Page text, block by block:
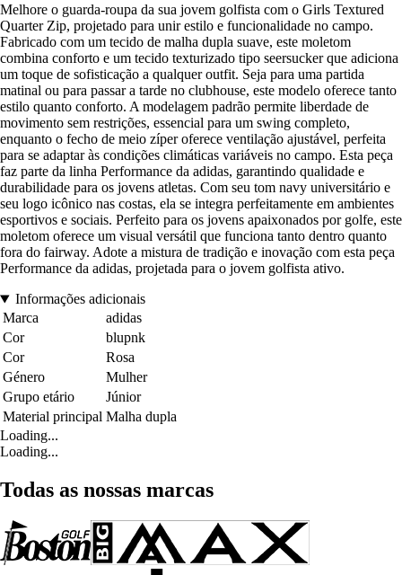
Melhore o guarda-roupa da sua jovem golfista com o Girls Textured
Quarter Zip, projetado para unir estilo e funcionalidade no campo.
Fabricado com um tecido de malha dupla suave, este moletom
combina conforto e um tecido texturizado tipo seersucker que adiciona
um toque de sofisticação a qualquer outfit. Seja para uma partida
matinal ou para passar a tarde no clubhouse, este modelo oferece tanto
estilo quanto conforto. A modelagem padrão permite liberdade de
movimento sem restrições, essencial para um swing completo,
enquanto o fecho de meio zíper oferece ventilação ajustável, perfeita
para se adaptar às condições climáticas variáveis no campo. Esta peça
faz parte da linha Performance da adidas, garantindo qualidade e
durabilidade para os jovens atletas. Com seu tom navy universitário e
seu logo icônico nas costas, ela se integra perfeitamente em ambientes
esportivos e sociais. Perfeito para os jovens apaixonados por golfe, este
moletom oferece um visual versátil que funciona tanto dentro quanto
fora do fairway. Adote a mistura de tradição e inovação com esta peça
Performance da adidas, projetada para o jovem golfista ativo.
Informações adicionais
Marca
adidas
Cor
blupnk
Cor
Rosa
Género
Mulher
Grupo etário
Júnior
Material principal Malha dupla
Loading...
Loading...
Todas as nossas marcas